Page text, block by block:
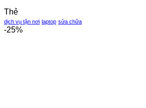
Thẻ
dịch vụ tận nơi laptop sửa chữa
-25%